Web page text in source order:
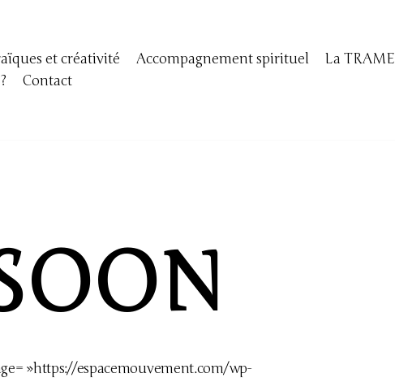
et créativité Accompagnement spirituel La TRAME
Contact
»https://espacemouvement.com/wp-